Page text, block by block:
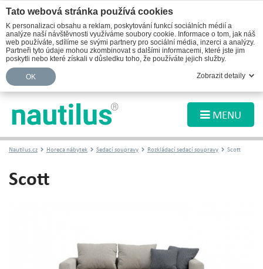
MENU
Nautilus.cz Horeca nábytek Sedací soupravy Rozkládací sedací soupravy Scott
Scott
Tato webová stránka používá cookies
K personalizaci obsahu a reklam, poskytování funkcí sociálních médií a
analýze naší návštěvnosti využíváme soubory cookie. Informace o tom, jak náš
web používáte, sdílíme se svými partnery pro sociální média, inzerci a analýzy.
Partneři tyto údaje mohou zkombinovat s dalšími informacemi, které jste jim
poskytli nebo které získali v důsledku toho, že používáte jejich služby.
OK Zobrazit detaily